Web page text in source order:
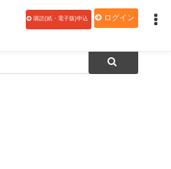
購読(紙・電子版)申込 ログイン